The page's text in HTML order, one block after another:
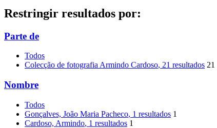
Restringir resultados por:
Parte de
Todos
Colecção de fotografia Armindo Cardoso, 21 resultados 21
Nombre
Todos
Gonçalves, João Maria Pacheco, 1 resultados 1
Cardoso, Armindo, 1 resultados 1